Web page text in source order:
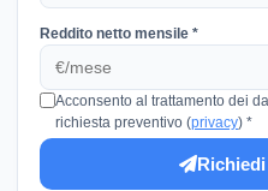
Reddito netto mensile *
Acconsento al trattamento dei
richiesta preventivo (privacy) *